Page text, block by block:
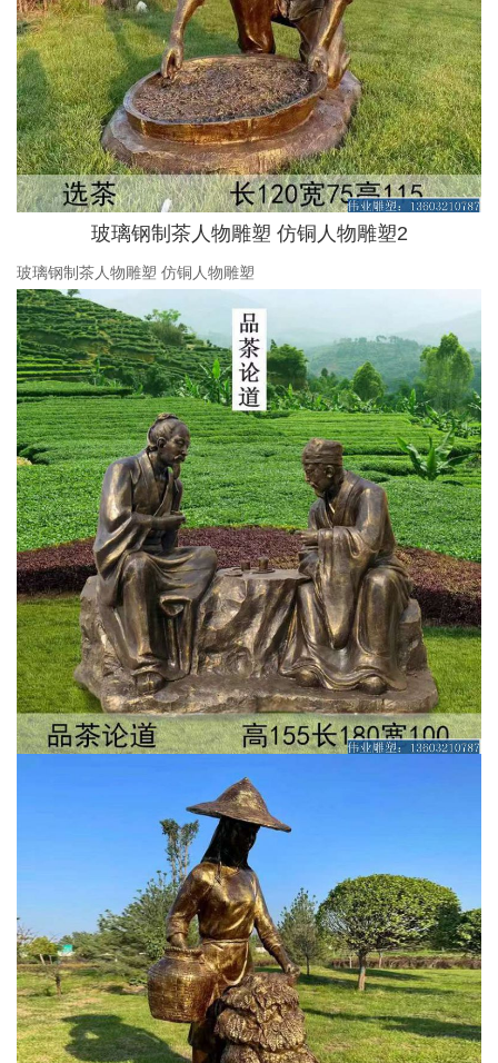
玻璃钢制茶人物雕塑 仿铜人物雕塑2
玻璃钢制茶人物雕塑 仿铜人物雕塑